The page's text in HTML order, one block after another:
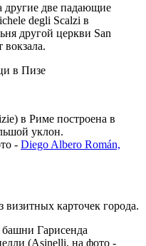
другие две падающие
degli Scalzi в
другой церкви San
вокзала.
в Пизе
в Риме построена в
уклон.
- Diego Albero Román,
карточек города.
Гарисенда
(Asinelli, на фото -